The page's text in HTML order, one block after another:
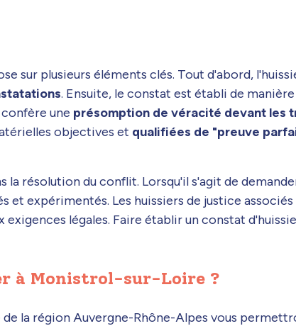
sur plusieurs éléments clés. Tout d'abord,
. Ensuite, le constat est établi de
une présomption de véracité devant les
objectives et qualifiées de "preuve
résolution du conflit. Lorsqu'il s'agit de
expérimentés. Les huissiers de justice
légales. Faire établir un constat
à Monistrol-sur-Loire ?
la région Auvergne-Rhône-Alpes vous